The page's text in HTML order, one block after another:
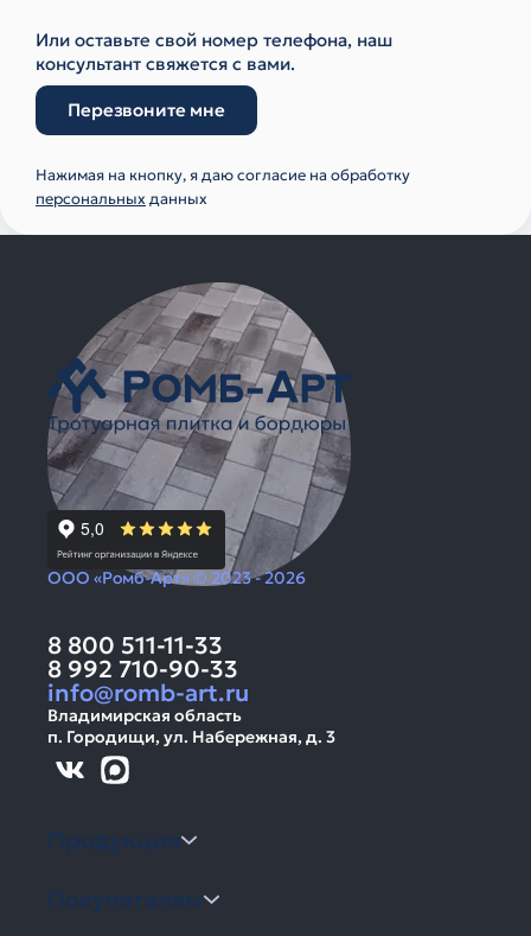
Или оставьте свой номер телефона, наш
консультант свяжется с вами.
Перезвоните мне
Нажимая на кнопку, я даю согласие на обработку
персональныхданных
ООО «Ромб-Арт» © 2023 - 2026
8 800 511-11-33
8 992 710-90-33
info@romb-art.ru
Владимирская область
п. Городищи, ул. Набережная, д. 3
Продукция
Покупателям